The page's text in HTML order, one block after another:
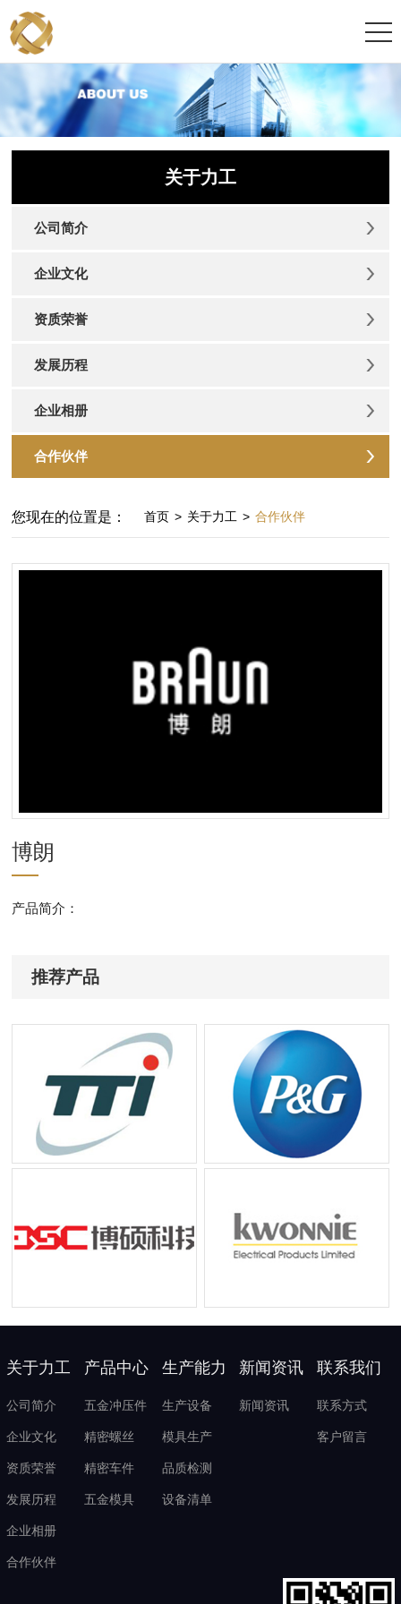
关于力工
公司简介
企业文化
资质荣誉
发展历程
企业相册
合作伙伴
您现在的位置是： 首页 > 关于力工 > 合作伙伴
博朗
产品简介：
推荐产品
关于力工
公司简介
企业文化
资质荣誉
发展历程
企业相册
合作伙伴
产品中心
五金冲压件
精密螺丝
精密车件
五金模具
生产能力
生产设备
模具生产
品质检测
设备清单
新闻资讯
新闻资讯
联系我们
联系方式
客户留言